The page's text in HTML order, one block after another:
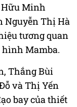
Hữu Minh
Nguyễn Thị Hà
tương quan
hình Mamba.
Thắng Bùi
và Thị Yến
bay của thiết